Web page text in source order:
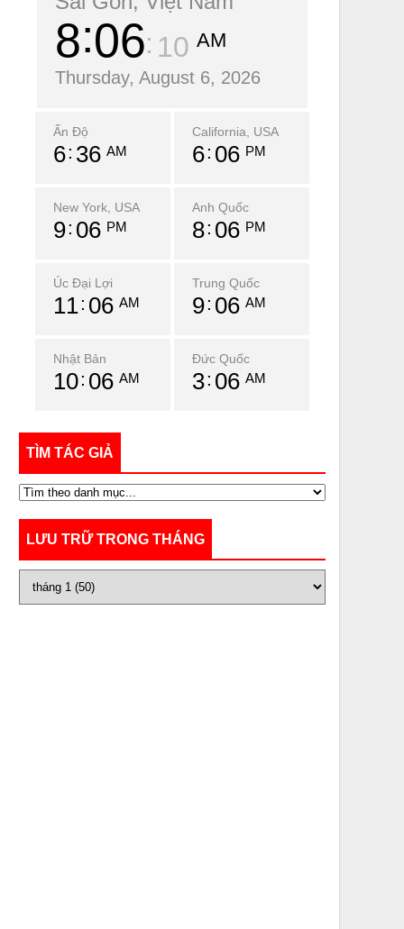
8 06 12 AM
Thursday, August 6, 2026
Ấn Độ
6 36 AM
California, USA
6 06 PM
New York, USA
9 06 PM
Anh Quốc
8 06 PM
Úc Đại Lợi
11 06 AM
Trung Quốc
9 06 AM
Nhật Bản
10 06 AM
Đức Quốc
3 06 AM
TÌM TÁC GIẢ
LƯU TRỮ TRONG THÁNG